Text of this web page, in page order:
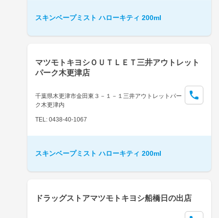
スキンベープミスト ハローキティ 200ml
マツモトキヨシＯＵＴＬＥＴ三井アウトレット
パーク木更津店
千葉県木更津市金田東３－１－１三井アウトレットパー
ク木更津内
TEL: 0438-40-1067
スキンベープミスト ハローキティ 200ml
ドラッグストアマツモトキヨシ船橋日の出店